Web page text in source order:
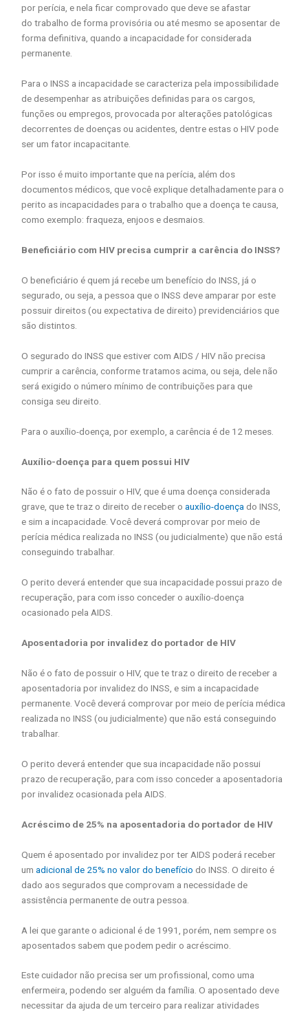
por perícia, e nela ficar comprovado que deve se afastar
do trabalho de forma provisória ou até mesmo se aposentar de
forma definitiva, quando a incapacidade for considerada
permanente.
Para o INSS a incapacidade se caracteriza pela impossibilidade
de desempenhar as atribuições definidas para os cargos,
funções ou empregos, provocada por alterações patológicas
decorrentes de doenças ou acidentes, dentre estas o HIV pode
ser um fator incapacitante.
Por isso é muito importante que na perícia, além dos
documentos médicos, que você explique detalhadamente para o
perito as incapacidades para o trabalho que a doença te causa,
como exemplo: fraqueza, enjoos e desmaios.
Beneficiário com HIV precisa cumprir a carência do INSS?
O beneficiário é quem já recebe um benefício do INSS, já o
segurado, ou seja, a pessoa que o INSS deve amparar por este
possuir direitos (ou expectativa de direito) previdenciários que
são distintos.
O segurado do INSS que estiver com AIDS / HIV não precisa
cumprir a carência, conforme tratamos acima, ou seja, dele não
será exigido o número mínimo de contribuições para que
consiga seu direito.
Para o auxílio-doença, por exemplo, a carência é de 12 meses.
Auxílio-doença para quem possui HIV
Não é o fato de possuir o HIV, que é uma doença considerada
grave, que te traz o direito de receber oauxílio-doençado INSS,
e sim a incapacidade. Você deverá comprovar por meio de
perícia médica realizada no INSS (ou judicialmente) que não está
conseguindo trabalhar.
O perito deverá entender que sua incapacidade possui prazo de
recuperação, para com isso conceder o auxílio-doença
ocasionado pela AIDS.
Aposentadoria por invalidez do portador de HIV
Não é o fato de possuir o HIV, que te traz o direito de receber a
aposentadoria por invalidez do INSS, e sim a incapacidade
permanente. Você deverá comprovar por meio de perícia médica
realizada no INSS (ou judicialmente) que não está conseguindo
trabalhar.
O perito deverá entender que sua incapacidade não possui
prazo de recuperação, para com isso conceder a aposentadoria
por invalidez ocasionada pela AIDS.
Acréscimo de 25% na aposentadoria do portador de HIV
Quem é aposentado por invalidez por ter AIDS poderá receber
umadicional de 25% no valor do benefício do INSS. O direito é
dado aos segurados que comprovam a necessidade de
assistência permanente de outra pessoa.
A lei que garante o adicional é de 1991, porém, nem sempre os
aposentados sabem que podem pedir o acréscimo.
Este cuidador não precisa ser um profissional, como uma
enfermeira, podendo ser alguém da família. O aposentado deve
necessitar da ajuda de um terceiro para realizar atividades